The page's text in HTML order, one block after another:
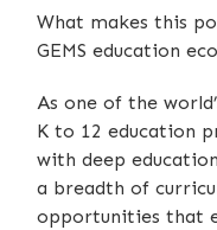
What makes this
GEMS education
As one of the
K to 12 education
with deep
a breadth of
opportunities that